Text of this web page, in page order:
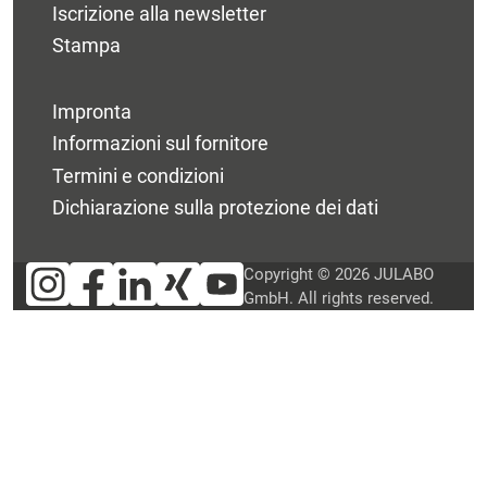
Iscrizione alla newsletter
Stampa
Impronta
Informazioni sul fornitore
Termini e condizioni
Dichiarazione sulla protezione dei dati
Copyright © 2026 JULABO
GmbH. All rights reserved.